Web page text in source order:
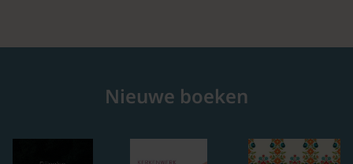
Nieuwe boeken